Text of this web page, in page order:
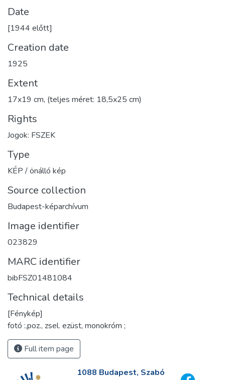
Date
[1944 előtt]
Creation date
1925
Extent
17x19 cm, (teljes méret: 18,5x25 cm)
Rights
Jogok: FSZEK
Type
KÉP / önálló kép
Source collection
Budapest-képarchívum
Image identifier
023829
MARC identifier
bibFSZ01481084
Technical details
[Fénykép]
fotó :,poz., zsel. ezüst, monokróm ;
Full item page
1088 Budapest, Szabó